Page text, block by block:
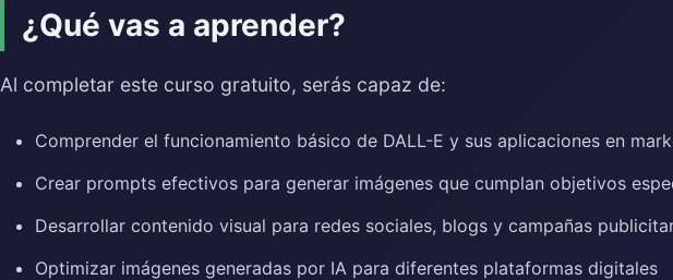
¿Qué vas a aprender?
Al completar este curso gratuito, serás capaz de:
Comprender el funcionamiento básico de DALL-E y sus aplicaciones en
Crear prompts efectivos para generar imágenes que cumplan objetivos
Desarrollar contenido visual para redes sociales, blogs y campañas
Optimizar imágenes generadas por IA para diferentes plataformas digitales